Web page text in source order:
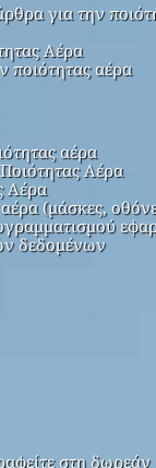
για την
Αέρα
ποιότητας αέρα
αέρα
Αέρα
Αέρα
(μάσκες,
δεδομένων
στη δωρεάν